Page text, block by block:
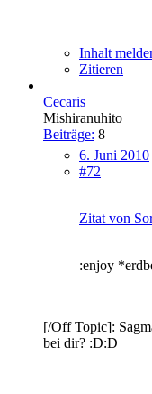
Inhalt
Zitieren
Cecaris
Mishiranuhito
Beiträge: 8
6. Juni 2010
#72
Zitat von
:enjoy
[/Off Topic]:
bei dir? :D:D